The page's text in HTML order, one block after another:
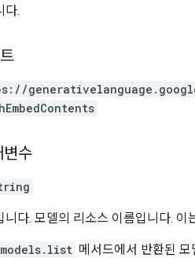
다.
/ /
변수
니다. 모델의 리소스 이름입니다.
models.list 메서드에서 반환된